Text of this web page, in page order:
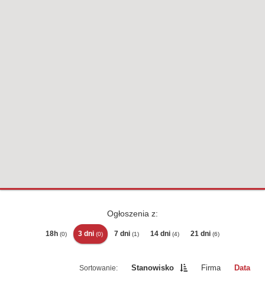
Ogłoszenia z:
18h (0) 3 dni (0) 7 dni (1) 14 dni (4) 21 dni (6)
Stanowisko Firma Data